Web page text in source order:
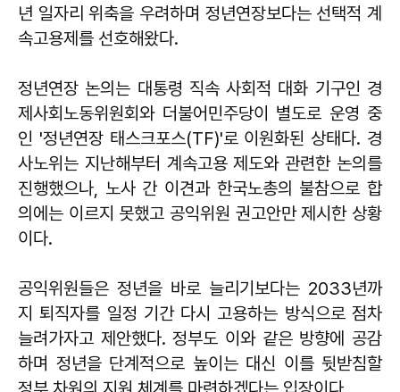
년 일자리 위축을 우려하며 정년연장보다는 선택적 계
속고용제를 선호해왔다.
정년연장 논의는 대통령 직속 사회적 대화 기구인 경
제사회노동위원회와 더불어민주당이 별도로 운영 중
인 '정년연장 태스크포스(TF)'로 이원화된 상태다. 경
사노위는 지난해부터 계속고용 제도와 관련한 논의를
진행했으나, 노사 간 이견과 한국노총의 불참으로 합
의에는 이르지 못했고 공익위원 권고안만 제시한 상황
이다.
공익위원들은 정년을 바로 늘리기보다는 2033년까
지 퇴직자를 일정 기간 다시 고용하는 방식으로 점차
늘려가자고 제안했다. 정부도 이와 같은 방향에 공감
하며 정년을 단계적으로 높이는 대신 이를 뒷받침할